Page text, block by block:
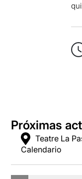
Próximas
Teatre La
Calendario